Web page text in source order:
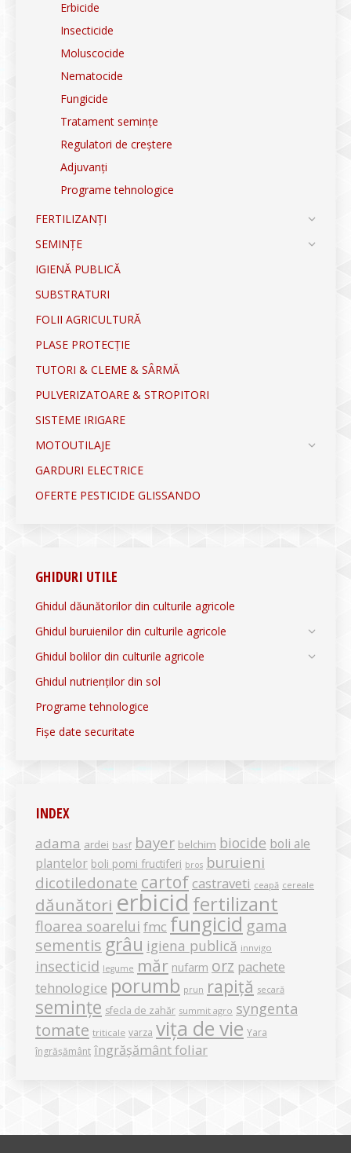
Erbicide
Insecticide
Moluscocide
Nematocide
Fungicide
Tratament semințe
Regulatori de creștere
Adjuvanți
Programe tehnologice
FERTILIZANȚI
SEMINȚE
IGIENĂ PUBLICĂ
SUBSTRATURI
FOLII AGRICULTURĂ
PLASE PROTECȚIE
TUTORI & CLEME & SÂRMĂ
PULVERIZATOARE & STROPITORI
SISTEME IRIGARE
MOTOUTILAJE
GARDURI ELECTRICE
OFERTE PESTICIDE GLISSANDO
GHIDURI UTILE
Ghidul dăunătorilor din culturile agricole
Ghidul buruienilor din culturile agricole
Ghidul bolilor din culturile agricole
Ghidul nutrienților din sol
Programe tehnologice
Fișe date securitate
INDEX
adama ardei basf bayer belchim biocide boli ale
plantelor boli pomi fructiferi bros buruieni
dicotiledonate cartof castraveti ceapă cereale
dăunători erbicid fertilizant
floarea soarelui fmc fungicid gama
sementis grâu igiena publică innvigo
insecticid legume măr nufarm orz pachete
tehnologice porumb prun rapiță secară
semințe sfecla de zahăr summit agro syngenta
tomate triticale varza vița de vie Yara
îngrășământ îngrășământ foliar